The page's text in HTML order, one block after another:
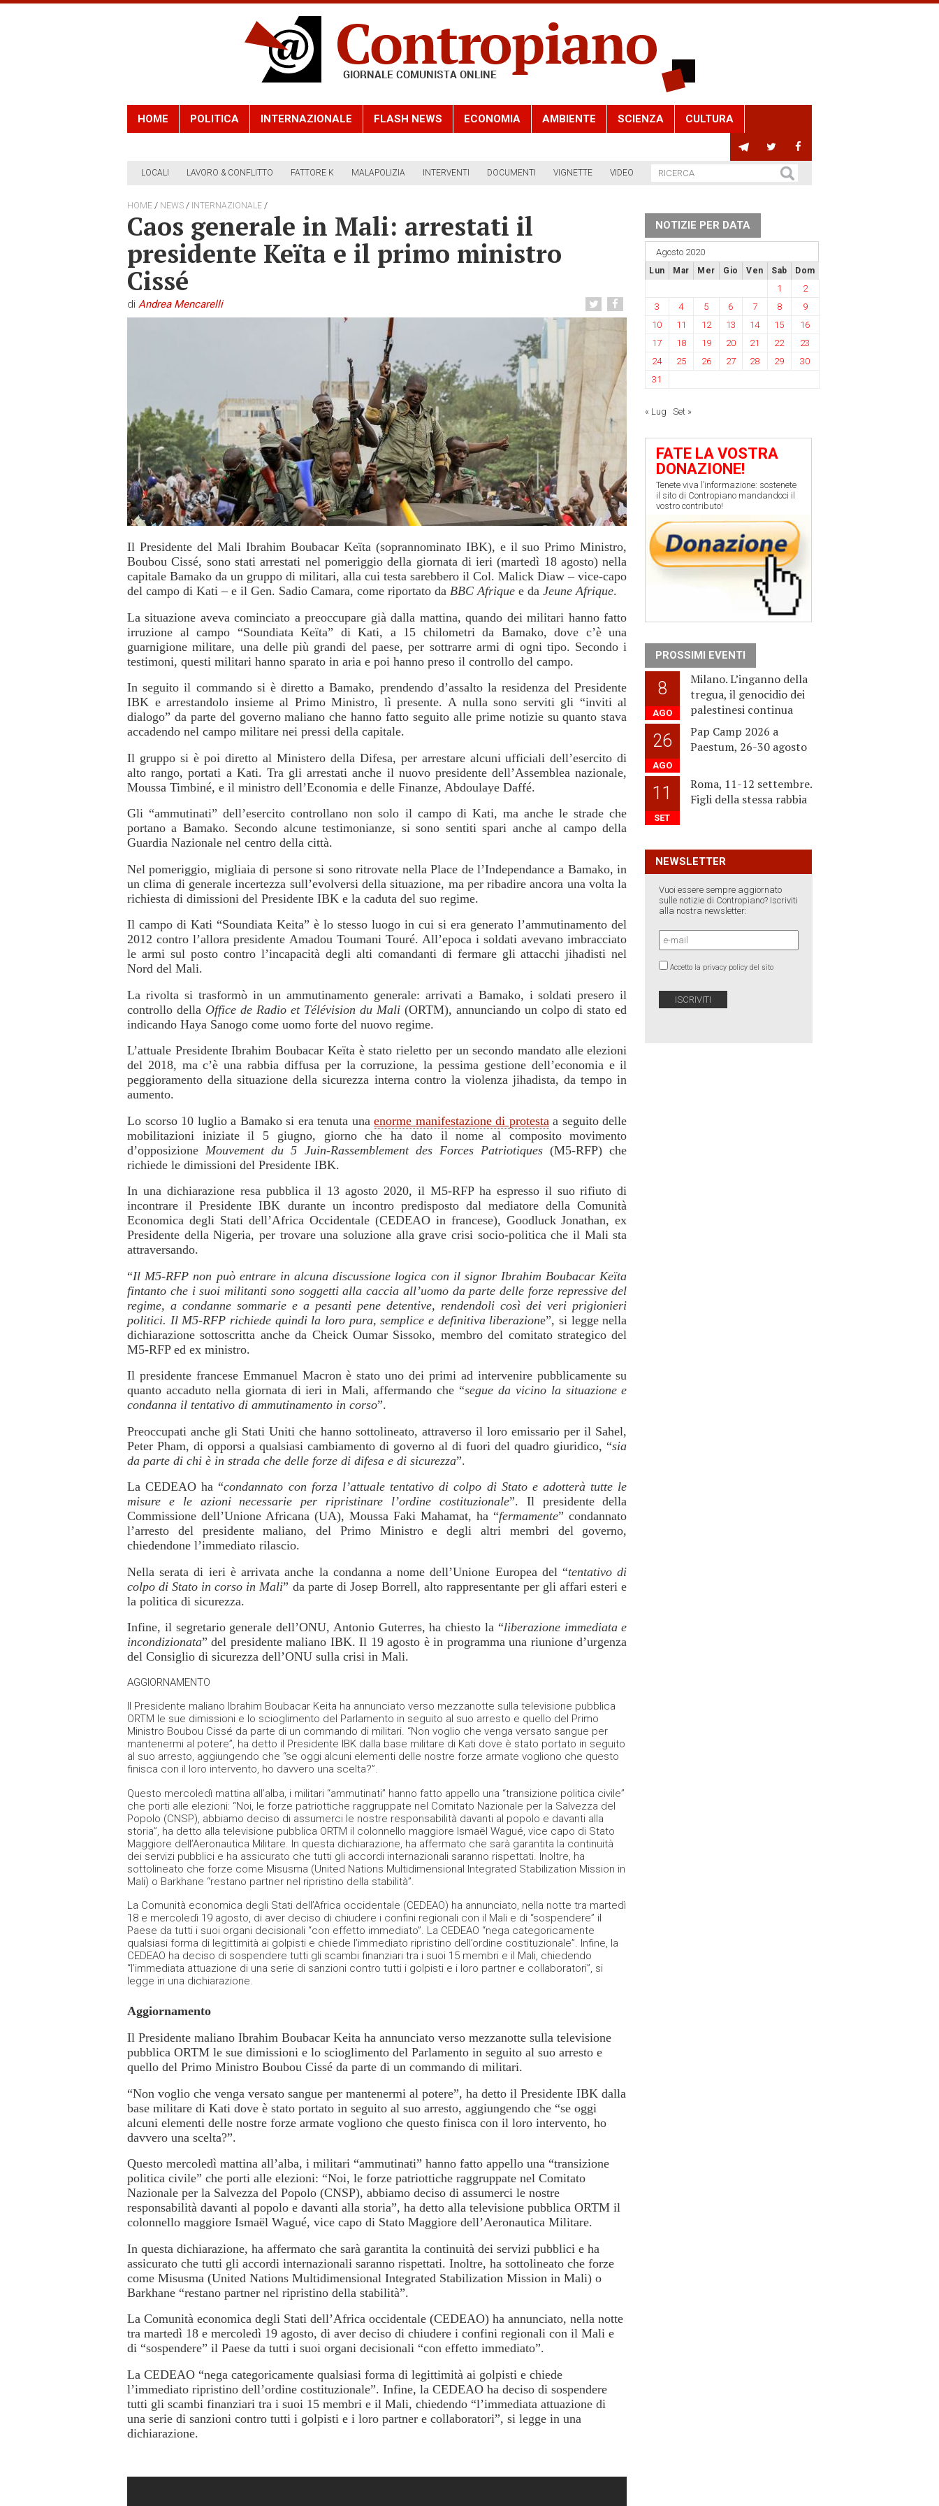
HOME POLITICA INTERNAZIONALE FLASH NEWS ECONOMIA AMBIENTE SCIENZA CULTURA
LOCALI LAVORO & CONFLITTO FATTORE K MALAPOLIZIA INTERVENTI DOCUMENTI VIGNETTE VIDEO
HOME / NEWS / INTERNAZIONALE /
Caos generale in Mali: arrestati il
presidente Keïta e il primo ministro
Cissé
di Andrea Mencarelli
Il Presidente del Mali Ibrahim Boubacar Keïta (soprannominato IBK), e il suo Primo Ministro,
Boubou Cissé, sono stati arrestati nel pomeriggio della giornata di ieri (martedì 18 agosto) nella
capitale Bamako da un gruppo di militari, alla cui testa sarebbero il Col. Malick Diaw – vice-capo
del campo di Kati – e il Gen. Sadio Camara, come riportato da BBC Afrique e da Jeune Afrique.
La situazione aveva cominciato a preoccupare già dalla mattina, quando dei militari hanno fatto
irruzione al campo “Soundiata Keïta” di Kati, a 15 chilometri da Bamako, dove c’è una
guarnigione militare, una delle più grandi del paese, per sottrarre armi di ogni tipo. Secondo i
testimoni, questi militari hanno sparato in aria e poi hanno preso il controllo del campo.
In seguito il commando si è diretto a Bamako, prendendo d’assalto la residenza del Presidente
IBK e arrestandolo insieme al Primo Ministro, lì presente. A nulla sono serviti gli “inviti al
dialogo” da parte del governo maliano che hanno fatto seguito alle prime notizie su quanto stava
accadendo nel campo militare nei pressi della capitale.
Il gruppo si è poi diretto al Ministero della Difesa, per arrestare alcuni ufficiali dell’esercito di
alto rango, portati a Kati. Tra gli arrestati anche il nuovo presidente dell’Assemblea nazionale,
Moussa Timbiné, e il ministro dell’Economia e delle Finanze, Abdoulaye Daffé.
Gli “ammutinati” dell’esercito controllano non solo il campo di Kati, ma anche le strade che
portano a Bamako. Secondo alcune testimonianze, si sono sentiti spari anche al campo della
Guardia Nazionale nel centro della città.
Nel pomeriggio, migliaia di persone si sono ritrovate nella Place de l’Independance a Bamako, in
un clima di generale incertezza sull’evolversi della situazione, ma per ribadire ancora una volta la
richiesta di dimissioni del Presidente IBK e la caduta del suo regime.
Il campo di Kati “Soundiata Keita” è lo stesso luogo in cui si era generato l’ammutinamento del
2012 contro l’allora presidente Amadou Toumani Touré. All’epoca i soldati avevano imbracciato
le armi sul posto contro l’incapacità degli alti comandanti di fermare gli attacchi jihadisti nel
Nord del Mali.
La rivolta si trasformò in un ammutinamento generale: arrivati a Bamako, i soldati presero il
controllo della Office de Radio et Télévision du Mali(ORTM), annunciando un colpo di stato ed
indicando Haya Sanogo come uomo forte del nuovo regime.
L’attuale Presidente Ibrahim Boubacar Keïta è stato rieletto per un secondo mandato alle elezioni
del 2018, ma c’è una rabbia diffusa per la corruzione, la pessima gestione dell’economia e il
peggioramento della situazione della sicurezza interna contro la violenza jihadista, da tempo in
aumento.
Lo scorso 10 luglioa Bamako si era tenuta unaenorme manifestazione di protesta a seguito delle
mobilitazioni iniziate il 5 giugno, giorno che ha dato il nome al composito movimento
d’opposizione Mouvement du 5 Juin-Rassemblement des Forces Patriotiques(M5-RFP) che
richiede le dimissioni del Presidente IBK.
In una dichiarazione resa pubblica il 13 agosto 2020, il M5-RFP ha espresso il suo rifiuto di
incontrare il Presidente IBK durante un incontro predisposto dal mediatore della Comunità
Economica degli Stati dell’Africa Occidentale (CEDEAO in francese), Goodluck Jonathan, ex
Presidente della Nigeria, per trovare una soluzione alla grave crisi socio-politica che il Mali sta
attraversando.
“Il M5-RFP non può entrare in alcuna discussione logica con il signor Ibrahim Boubacar Keïta
fintanto che i suoi militanti sono soggetti alla caccia all’uomo da parte delle forze repressive del
regime, a condanne sommarie e a pesanti pene detentive, rendendoli così dei veri prigionieri
politici. Il M5-RFP richiede quindi la loro pura, semplice e definitiva liberazione”, si legge nella
dichiarazione sottoscritta anche da Cheick Oumar Sissoko, membro del comitato strategico del
M5-RFP ed ex ministro.
Il presidente francese Emmanuel Macron è stato uno dei primi ad intervenire pubblicamente su
quanto accaduto nella giornata di ieri in Mali, affermando che “segue da vicino la situazione e
condanna il tentativo di ammutinamento in corso”.
Preoccupati anche gli Stati Uniti che hanno sottolineato, attraverso il loro emissario per il Sahel,
Peter Pham, di opporsi a qualsiasi cambiamento di governo al di fuori del quadro giuridico, “sia
da parte di chi è in strada che delle forze di difesa e di sicurezza”.
La CEDEAO ha “condannato con forza l’attuale tentativo di colpo di Stato e adotterà tutte le
misure e le azioni necessarie per ripristinare l’ordine costituzionale”. Il presidente della
Commissione dell’Unione Africana (UA), Moussa Faki Mahamat, ha “fermamente” condannato
l’arresto del presidente maliano, del Primo Ministro e degli altri membri del governo,
chiedendone l’immediato rilascio.
Nella serata di ieri è arrivata anche la condanna a nome dell’Unione Europea del “tentativo di
colpo di Stato in corso in Mali” da parte di Josep Borrell, alto rappresentante per gli affari esteri e
la politica di sicurezza.
Infine, il segretario generale dell’ONU, Antonio Guterres, ha chiesto la “liberazione immediata e
incondizionata” del presidente maliano IBK. Il 19 agosto è in programma una riunione d’urgenza
del Consiglio di sicurezza dell’ONU sulla crisi in Mali.
AGGIORNAMENTO
Il Presidente maliano Ibrahim Boubacar Keita ha annunciato verso mezzanotte sulla televisione pubblica
ORTM le sue dimissioni e lo scioglimento del Parlamento in seguito al suo arresto e quello del Primo
Ministro Boubou Cissé da parte di un commando di militari. “Non voglio che venga versato sangue per
mantenermi al potere”, ha detto il Presidente IBK dalla base militare di Kati dove è stato portato in seguito
al suo arresto, aggiungendo che “se oggi alcuni elementi delle nostre forze armate vogliono che questo
finisca con il loro intervento, ho davvero una scelta?”.
Questo mercoledì mattina all’alba, i militari “ammutinati” hanno fatto appello una “transizione politica civile”
che porti alle elezioni: “Noi, le forze patriottiche raggruppate nel Comitato Nazionale per la Salvezza del
Popolo (CNSP), abbiamo deciso di assumerci le nostre responsabilità davanti al popolo e davanti alla
storia”, ha detto alla televisione pubblica ORTM il colonnello maggiore Ismaël Wagué, vice capo di Stato
Maggiore dell’Aeronautica Militare. In questa dichiarazione, ha affermato che sarà garantita la continuità
dei servizi pubblici e ha assicurato che tutti gli accordi internazionali saranno rispettati. Inoltre, ha
sottolineato che forze come Misusma (United Nations Multidimensional Integrated Stabilization Mission in
Mali) o Barkhane “restano partner nel ripristino della stabilità”.
La Comunità economica degli Stati dell’Africa occidentale (CEDEAO) ha annunciato, nella notte tra martedì
18 e mercoledì 19 agosto, di aver deciso di chiudere i confini regionali con il Mali e di “sospendere” il
Paese da tutti i suoi organi decisionali “con effetto immediato”. La CEDEAO “nega categoricamente
qualsiasi forma di legittimità ai golpisti e chiede l’immediato ripristino dell’ordine costituzionale”. Infine, la
CEDEAO ha deciso di sospendere tutti gli scambi finanziari tra i suoi 15 membri e il Mali, chiedendo
“l’immediata attuazione di una serie di sanzioni contro tutti i golpisti e i loro partner e collaboratori”, si
legge in una dichiarazione.
Aggiornamento
Il Presidente maliano Ibrahim Boubacar Keita ha annunciato verso mezzanotte sulla televisione
pubblica ORTM le sue dimissioni e lo scioglimento del Parlamento in seguito al suo arresto e
quello del Primo Ministro Boubou Cissé da parte di un commando di militari.
“Non voglio che venga versato sangue per mantenermi al potere”, ha detto il Presidente IBK dalla
base militare di Kati dove è stato portato in seguito al suo arresto, aggiungendo che “se oggi
alcuni elementi delle nostre forze armate vogliono che questo finisca con il loro intervento, ho
davvero una scelta?”.
Questo mercoledì mattina all’alba, i militari “ammutinati” hanno fatto appello una “transizione
politica civile” che porti alle elezioni: “Noi, le forze patriottiche raggruppate nel Comitato
Nazionale per la Salvezza del Popolo (CNSP), abbiamo deciso di assumerci le nostre
responsabilità davanti al popolo e davanti alla storia”, ha detto alla televisione pubblica ORTM il
colonnello maggiore Ismaël Wagué, vice capo di Stato Maggiore dell’Aeronautica Militare.
In questa dichiarazione, ha affermato che sarà garantita la continuità dei servizi pubblici e ha
assicurato che tutti gli accordi internazionali saranno rispettati. Inoltre, ha sottolineato che forze
come Misusma (United Nations Multidimensional Integrated Stabilization Mission in Mali) o
Barkhane “restano partner nel ripristino della stabilità”.
La Comunità economica degli Stati dell’Africa occidentale (CEDEAO) ha annunciato, nella notte
tra martedì 18 e mercoledì 19 agosto, di aver deciso di chiudere i confini regionali con il Mali e
di “sospendere” il Paese da tutti i suoi organi decisionali “con effetto immediato”.
La CEDEAO “nega categoricamente qualsiasi forma di legittimità ai golpisti e chiede
l’immediato ripristino dell’ordine costituzionale”. Infine, la CEDEAO ha deciso di sospendere
tutti gli scambi finanziari tra i suoi 15 membri e il Mali, chiedendo “l’immediata attuazione di
una serie di sanzioni contro tutti i golpisti e i loro partner e collaboratori”, si legge in una
dichiarazione.
NOTIZIE PER DATA
Agosto 2020
Lun Mar Mer Gio Ven Sab Dom
1
2
3
4 5 6 7 8
9
10
11 12 13 14 15
16
17
18 19 20 21 22
23
24
25 26 27 28 29
30
31
« Lug Set »
FATE LA VOSTRA
DONAZIONE!
Tenete viva l’informazione: sostenete
il sito di Contropiano mandandoci il
vostro contributo!
PROSSIMI EVENTI
8
AGO
Milano. L’inganno della
tregua, il genocidio dei
palestinesi continua
26
AGO
Pap Camp 2026 a
Paestum, 26-30 agosto
11
SET
Roma, 11-12 settembre.
Figli della stessa rabbia
NEWSLETTER
Vuoi essere sempre aggiornato
sulle notizie di Contropiano? Iscriviti
alla nostra newsletter:
Accetto la privacy policy del sito